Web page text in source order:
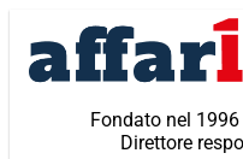
contenuto
Fondato nel
Direttore